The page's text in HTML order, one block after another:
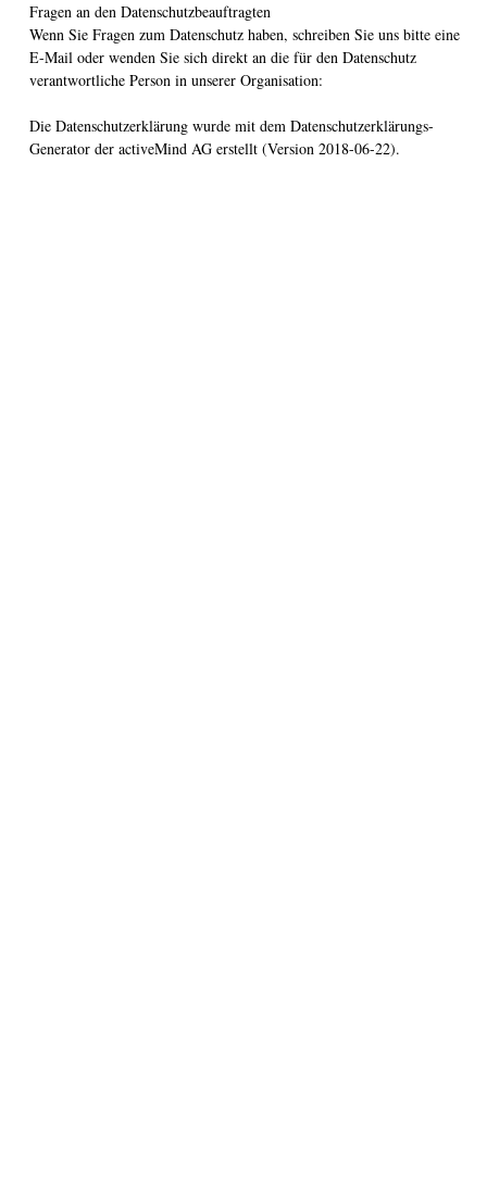
Fragen an den Datenschutzbeauftragten
Wenn Sie Fragen zum Datenschutz haben, schreiben Sie uns bitte eine
E-Mail oder wenden Sie sich direkt an die für den Datenschutz
verantwortliche Person in unserer Organisation:
Die Datenschutzerklärung wurde mit dem Datenschutzerklärungs-
Generator der activeMind AG erstellt (Version 2018-06-22).